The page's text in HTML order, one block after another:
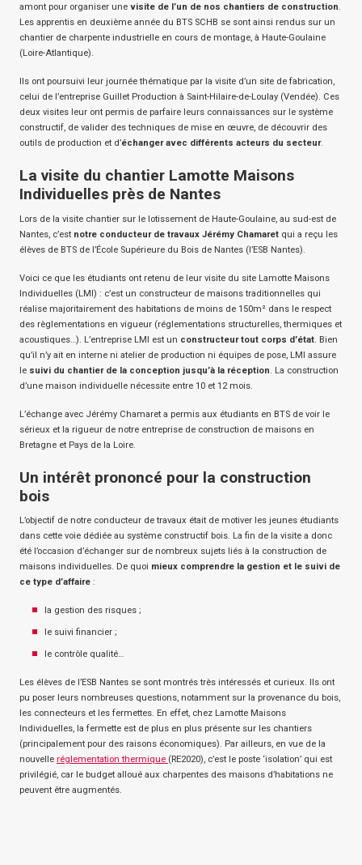
amont pour organiser une visite de l’un de nos chantiers de construction.
Les apprentis en deuxième année du BTS SCHB se sont ainsi rendus sur un
chantier de charpente industrielle en cours de montage, à Haute-Goulaine
(Loire-Atlantique).
Ils ont poursuivi leur journée thématique par la visite d’un site de fabrication,
celui de l’entreprise Guillet Production à Saint-Hilaire-de-Loulay (Vendée). Ces
deux visites leur ont permis de parfaire leurs connaissances sur le système
constructif, de valider des techniques de mise en œuvre, de découvrir des
outils de production et d’échanger avec différents acteurs du secteur.
La visite du chantier Lamotte Maisons
Individuelles près de Nantes
Lors de la visite chantier sur le lotissement de Haute-Goulaine, au sud-est de
Nantes, c’est notre conducteur de travaux Jérémy Chamaret qui a reçu les
élèves de BTS de l’École Supérieure du Bois de Nantes (l’ESB Nantes).
Voici ce que les étudiants ont retenu de leur visite du site Lamotte Maisons
Individuelles (LMI) : c’est un constructeur de maisons traditionnelles qui
réalise majoritairement des habitations de moins de 150m² dans le respect
des règlementations en vigueur (réglementations structurelles, thermiques et
acoustiques…). L’entreprise LMI est un constructeur tout corps d’état . Bien
qu’il n’y ait en interne ni atelier de production ni équipes de pose, LMI assure
le suivi du chantier de la conception jusqu’à la réception . La construction
d’une maison individuelle nécessite entre 10 et 12 mois.
L’échange avec Jérémy Chamaret a permis aux étudiants en BTS de voir le
sérieux et la rigueur de notre entreprise de construction de maisons en
Bretagne et Pays de la Loire.
Un intérêt prononcé pour la construction
bois
L’objectif de notre conducteur de travaux était de motiver les jeunes étudiants
dans cette voie dédiée au système constructif bois. La fin de la visite a donc
été l’occasion d’échanger sur de nombreux sujets liés à la construction de
maisons individuelles. De quoi mieux comprendre la gestion et le suivi de
ce type d’affaire :
la gestion des risques ;
le suivi financier ;
le contrôle qualité…
Les élèves de l’ESB Nantes se sont montrés très intéressés et curieux. Ils ont
pu poser leurs nombreuses questions, notamment sur la provenance du bois,
les connecteurs et les fermettes. En effet, chez Lamotte Maisons
Individuelles, la fermette est de plus en plus présente sur les chantiers
(principalement pour des raisons économiques). Par ailleurs, en vue de la
nouvelle réglementation thermique (RE2020), c’est le poste ‘isolation’ qui est
privilégié, car le budget alloué aux charpentes des maisons d’habitations ne
peuvent être augmentés.